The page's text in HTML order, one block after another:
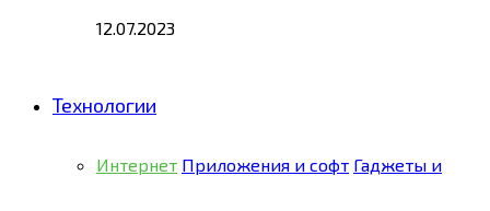
12.07.2023
Технологии
Интернет Приложения и софт Гаджеты и